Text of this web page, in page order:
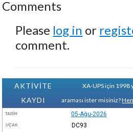
Comments
Please log in or
comment.
AKTİVİTE
KAYDI
XA-UPS için 1998
araması ister misiniz?
TARIH 05-Ağu-2026
UÇAK DC93